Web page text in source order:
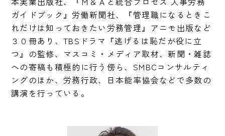
ガイドブック』労働新聞社、『管理職になるときこ
れだけは知っておきたい労務管理』アニモ出版など
３０冊あり、TBSドラマ『逃げるは恥だが役に立
つ』の監修、マスコミ・メディア取材、新聞・雑誌
への寄稿も積極的に行う傍ら、SMBCコンサルティ
ングのほか、労務行政、日本能率協会などで多数の
講演を行っている。